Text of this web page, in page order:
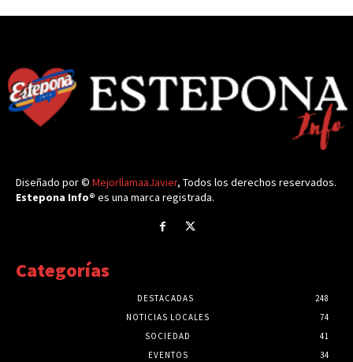
Diseñado por © MejorllamaaJavier, Todos los derechos reservados.
Estepona Info® es una marca registrada.
Categorías
DESTACADAS
248
NOTICIAS LOCALES
74
SOCIEDAD
41
EVENTOS
34